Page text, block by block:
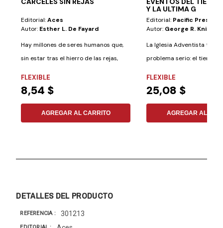
Editorial:Aces
Autor: Esther L. De Fayard
Hay millones de seres humanos que,
sin estar tras el hierro de las rejas,
FLEXIBLE
8,54 $
AGREGAR AL CARRITO
Y LA ULTIMA G
Editorial: Pacific Press
Autor: George R. Knight
La Iglesia Adventista tiene
problema serio: el tiempo.
FLEXIBLE
25,08 $
AGREGAR AL
DETALLES DEL PRODUCTO
REFERENCIA 301213